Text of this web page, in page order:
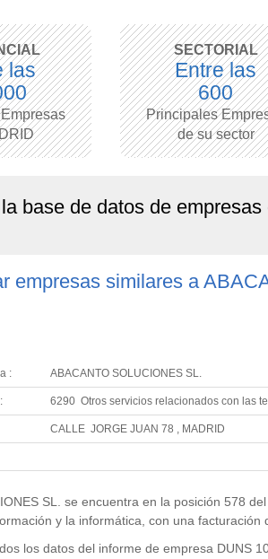
las
SECTORIAL
Entre las
600
Principales
de su sector
base de datos de
empresas similares a
: ABACANTO SOLUCIONES SL.
6290 Otros servicios relacionados con las
CALLE JORGE JUAN 78 , MADRID
−
SL. se encuentra en la posición 578
y la informática, con una facturación
los datos del informe de empresa DUNS